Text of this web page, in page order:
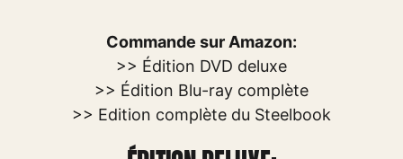
Commande sur Amazon:
>> Édition DVD deluxe
>> Édition Blu-ray complète
>> Edition complète du Steelbook